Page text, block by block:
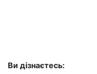
Ви дізнаєтесь: